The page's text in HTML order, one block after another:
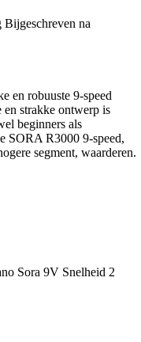
Bijgeschreven na
en robuuste 9-speed
strakke ontwerp is
beginners als
SORA R3000 9-speed,
segment, waarderen.
Sora 9V Snelheid 2